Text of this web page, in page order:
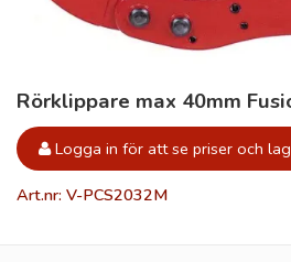
Rörklippare max 40mm
Logga in för att se priser och
Art.nr: V-PCS2032M